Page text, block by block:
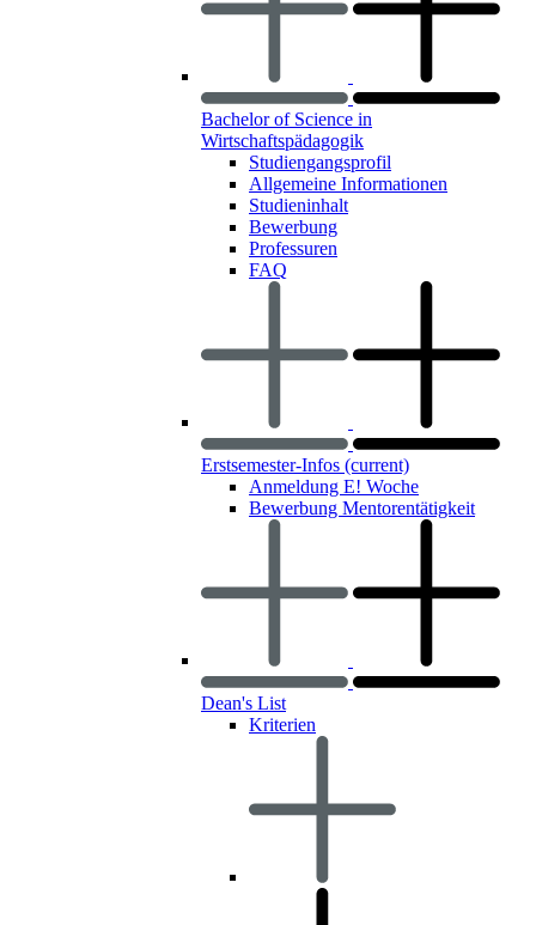
Bachelor of Science in
Wirtschaftspädagogik
Studiengangsprofil
Allgemeine Informationen
Studieninhalt
Bewerbung
Professuren
FAQ
Erstsemester-Infos (current)
Anmeldung E! Woche
Bewerbung Mentorentätigkeit
Dean's List
Kriterien